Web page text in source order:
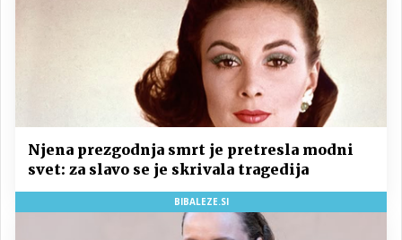
Njena prezgodnja smrt je pretresla modni
svet: za slavo se je skrivala tragedija
BIBALEZE.SI